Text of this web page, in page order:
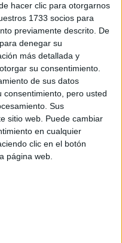
hacer clic para otorgarnos
1733 socios para
previamente descrito. De
denegar su
más detallada y
su consentimiento.
de sus datos
pero usted
Sus
sitio web. Puede cambiar
en cualquier
clic en el botón
página web.
bachillerato o FP?
de Uso
de uso*